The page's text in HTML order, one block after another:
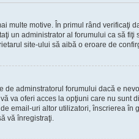
multe motive. În primul rând verificaţi
un administrator al forumului ca să fiţi
site-ului să aibă o eroare de
de adminstratorul forumului dacă e
va oferi acces la opţiuni care nu sunt
email-uri altor utilizatori, înscrierea în
vă înregistraţi.